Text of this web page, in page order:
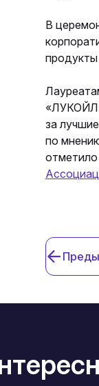
В
за
по